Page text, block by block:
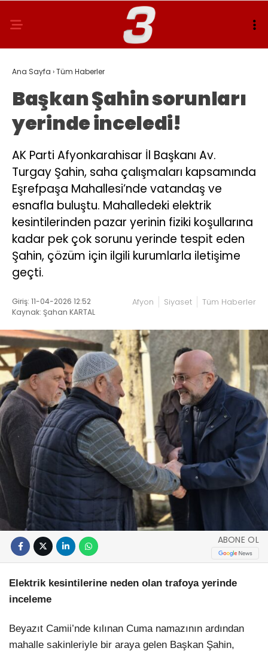
Ana Sayfa ›Tüm Haberler
Başkan Şahin sorunları
yerinde inceledi!
AK Parti Afyonkarahisar İl Başkanı Av.
Turgay Şahin, saha çalışmaları kapsamında
Eşrefpaşa Mahallesi’nde vatandaş ve
esnafla buluştu. Mahalledeki elektrik
kesintilerinden pazar yerinin fiziki koşullarına
kadar pek çok sorunu yerinde tespit eden
Şahin, çözüm için ilgili kurumlarla iletişime
geçti.
Giriş: 11-04-2026 12:52
Kaynak: Şahan KARTAL
Afyon Siyaset Tüm Haberler
ABONE OL
Elektrik kesintilerine neden olan trafoya yerinde
inceleme
Beyazıt Camii’nde kılınan Cuma namazının ardından
mahalle sakinleriyle bir araya gelen Başkan Şahin,